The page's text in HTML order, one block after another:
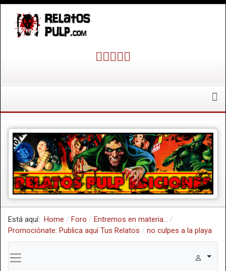
Está aquí: Home Foro
Entremos en materia...
Promociónate: Publica aquí Tus Relatos
no culpes a la playa